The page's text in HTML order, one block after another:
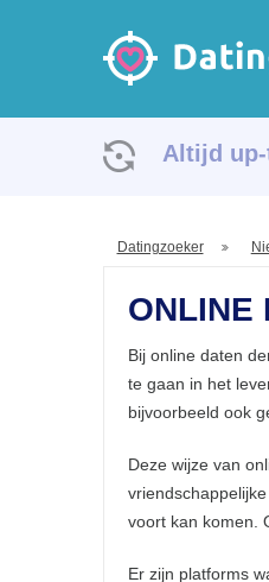
Altijd
Datingzoeker
ONLINE
Bij online daten
te gaan in het
bijvoorbeeld ook
Deze wijze van
voort kan komen.
Er zijn platforms